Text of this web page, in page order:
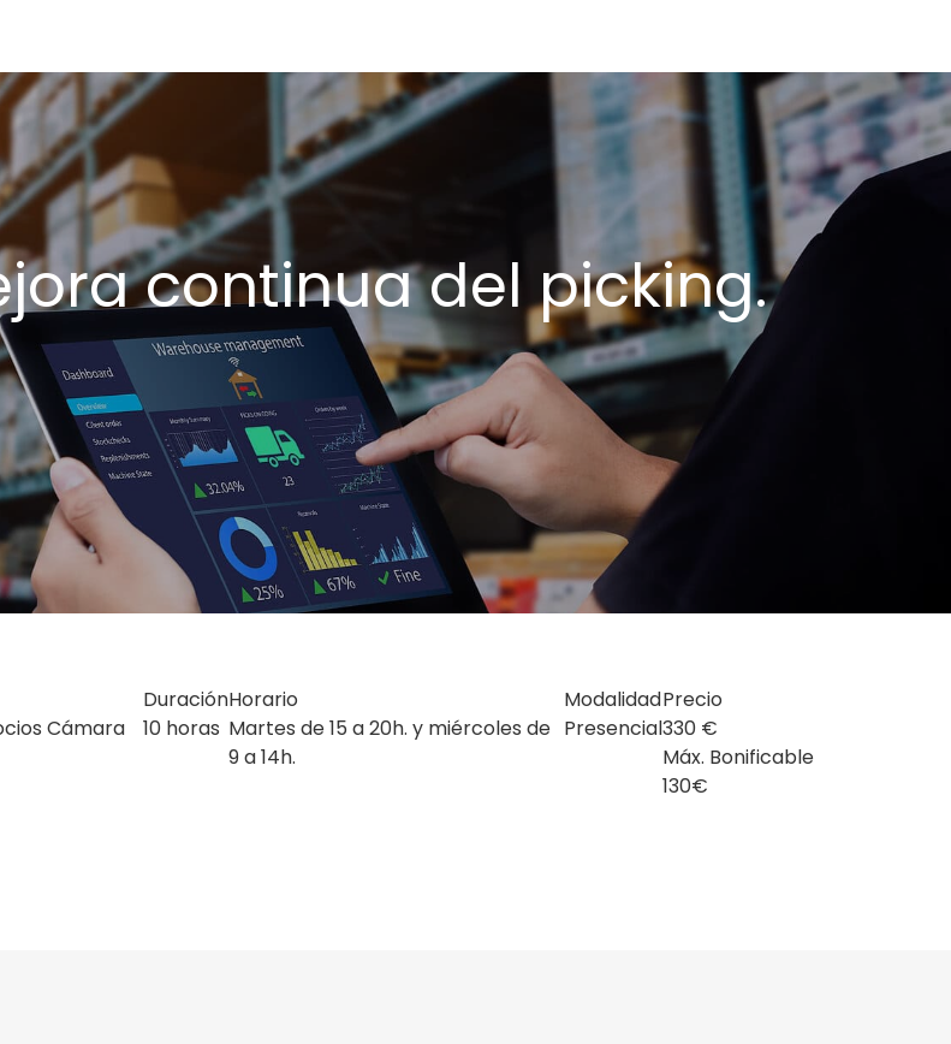
continua del picking.
Cámara
Duración
10 horas
Horario
Martes de 15 a 20h. y miércoles de
9 a 14h.
Modalidad
Presencial
Precio
330 €
Máx. Bonificable
130€